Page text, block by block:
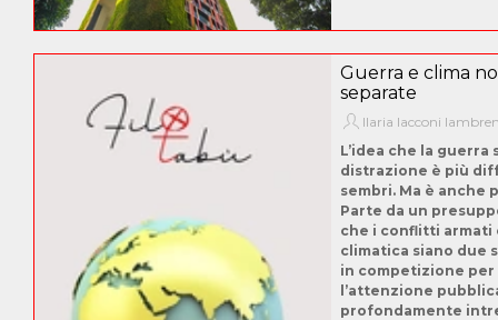
Guerra e clima
separate
Ilaria Iacconi
L’idea che la guerra
distrazione è più
sembri. Ma è anche
Parte da un
che i conflitti armati
climatica siano due
in competizione
l’attenzione
profondamente